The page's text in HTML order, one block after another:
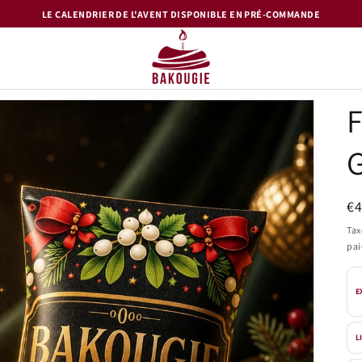
LE CALENDRIER DE L'AVENT DISPONIBLE EN PRÉ-COMMANDE